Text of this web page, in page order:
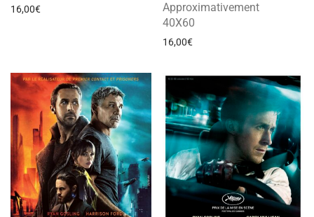
16,00€
Approximativement
40X60
16,00€